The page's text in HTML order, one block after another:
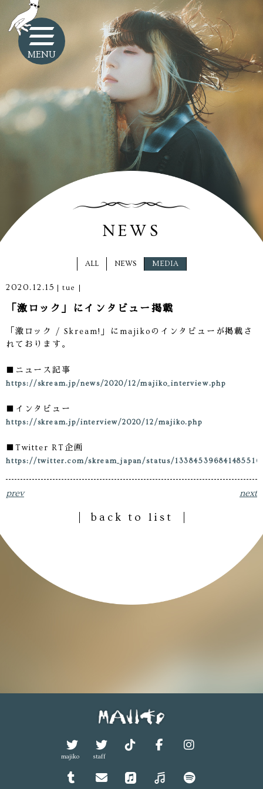
MENU
NEWS
ALL NEWS MEDIA
2020.12.15 tue
「激ロック」にインタビュー掲載
「激ロック / Skream!」にmajikoのインタビューが掲載さ
れております。
■ニュース記事
https://skream.jp/news/2020/12/majiko_interview.php
■インタビュー
https://skream.jp/interview/2020/12/majiko.php
■Twitter RT企画
https://twitter.com/skream_japan/status/
next
prev
back to list
majiko staff